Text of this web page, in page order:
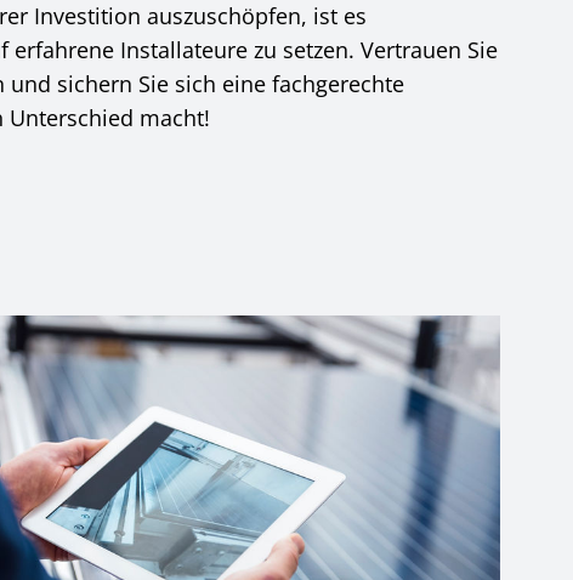
Investition auszuschöpfen, ist es
erfahrene Installateure zu setzen. Vertrauen Sie
und sichern Sie sich eine fachgerechte
Unterschied macht!